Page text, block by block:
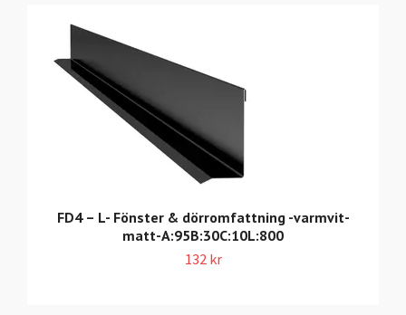
FD4 – L- Fönster & dörromfattning -varmvit-
matt-A:95B:30C:10L:800
132 kr